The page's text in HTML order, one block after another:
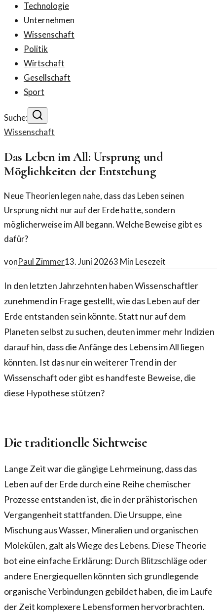
Technologie
Unternehmen
Wissenschaft
Politik
Wirtschaft
Gesellschaft
Sport
Suche:
Wissenschaft
Das Leben im All: Ursprung und
Möglichkeiten der Entstehung
Neue Theorien legen nahe, dass das Leben seinen
Ursprung nicht nur auf der Erde hatte, sondern
möglicherweise im All begann. Welche Beweise gibt es
dafür?
vonPaul Zimmer13. Juni 20263 Min Lesezeit
In den letzten Jahrzehnten haben Wissenschaftler
zunehmend in Frage gestellt, wie das Leben auf der
Erde entstanden sein könnte. Statt nur auf dem
Planeten selbst zu suchen, deuten immer mehr Indizien
darauf hin, dass die Anfänge des Lebens im All liegen
könnten. Ist das nur ein weiterer Trend in der
Wissenschaft oder gibt es handfeste Beweise, die
diese Hypothese stützen?
Die traditionelle Sichtweise
Lange Zeit war die gängige Lehrmeinung, dass das
Leben auf der Erde durch eine Reihe chemischer
Prozesse entstanden ist, die in der prähistorischen
Vergangenheit stattfanden. Die Ursuppe, eine
Mischung aus Wasser, Mineralien und organischen
Molekülen, galt als Wiege des Lebens. Diese Theorie
bot eine einfache Erklärung: Durch Blitzschläge oder
andere Energiequellen könnten sich grundlegende
organische Verbindungen gebildet haben, die im Laufe
der Zeit komplexere Lebensformen hervorbrachten.